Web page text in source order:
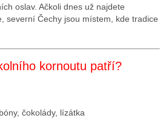
oslav. Ačkoli dnes už najdete
severní Čechy jsou místem, kde tradice
kornoutu patří?
čokolády, lízátka